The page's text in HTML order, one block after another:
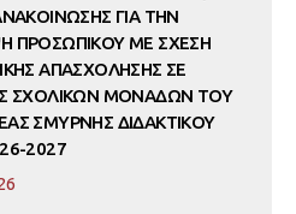
ΓΙΑ ΤΗΝ
ΠΡΟΣΩΠΙΚΟΥ ΜΕ ΣΧΕΣΗ
ΑΠΑΣΧΟΛΗΣΗΣ ΣΕ
ΣΧΟΛΙΚΩΝ ΜΟΝΑΔΩΝ ΤΟΥ
ΣΜΥΡΝΗΣ ΔΙΔΑΚΤΙΚΟΥ
2027